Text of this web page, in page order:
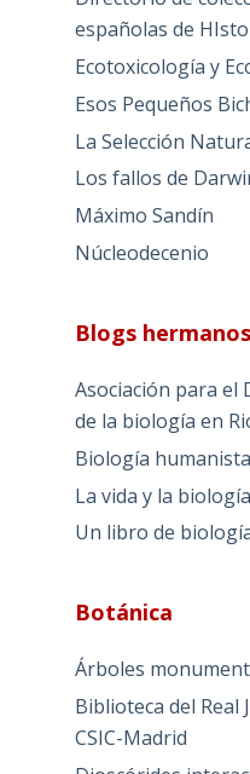
españolas de
Ecotoxicología y
Esos Pequeños
La Selección
Los fallos de
Máximo Sandín
Núcleodecenio
Blogs hermanos
Asociación para el
de la biología en
Biología humanista
La vida y la biología
Un libro de
Botánica
Árboles
Biblioteca del Real
CSIC-Madrid